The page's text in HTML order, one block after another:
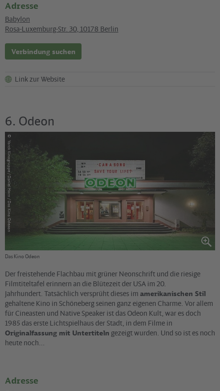
Adresse
Babylon
Rosa-Luxemburg-Str. 30, 10178 Berlin
Verbindung suchen
Link zur Website
6. Odeon
©
Yorck Kinogruppe / Daniel Horn / Das Kino Odeaon
Das Kino Odeon
Der freistehende Flachbau mit grüner Neonschrift und die riesige
Filmtiteltafel erinnern an die Blütezeit der USA im 20.
Jahrhundert. Tatsächlich versprüht dieses im amerikanischen Stil
gehaltene Kino in Schöneberg seinen ganz eigenen Charme. Vor allem
für Cineasten und Native Speaker ist das Odeon Kult, war es doch
1985 das erste Lichtspielhaus der Stadt, in dem Filme in
Originalfassung mit Untertiteln gezeigt wurden. Und so ist es noch
heute noch...
Adresse